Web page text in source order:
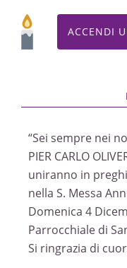
ACCENDI
“Sei sempre nei
PIER CARLO
uniranno in
nella S. Messa
Domenica 4
Parrocchiale di
Si ringrazia di